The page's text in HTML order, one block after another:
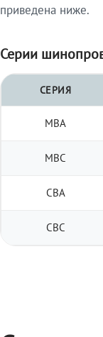
приведена ниже.
Серии
СЕРИЯ
МВА
МВС
СВА
СВС